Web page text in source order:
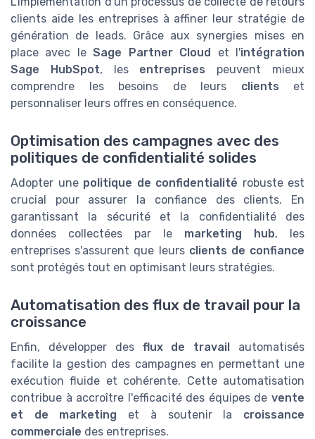
clients aide les entreprises à affiner leur stratégie de
génération de leads. Grâce aux synergies mises en
place avec leSage Partner Cloud et l'intégration
Sage HubSpot, les entreprises peuvent mieux
comprendre les besoins de leurs clients et
personnaliser leurs offres en conséquence.
Optimisation des campagnes avec des
politiques de confidentialité solides
Adopter une politique de confidentialité robuste est
crucial pour assurer la confiance des clients. En
garantissant la sécurité et la confidentialité des
données collectées par le marketing hub, les
entreprises s'assurent que leurs clients de confiance
sont protégés tout en optimisant leurs stratégies.
Automatisation des flux de travail pour la
croissance
Enfin, développer des flux de travail automatisés
facilite la gestion des campagnes en permettant une
exécution fluide et cohérente. Cette automatisation
contribue à accroître l'efficacité des équipes de vente
et de marketing et à soutenir la croissance
commerciale des entreprises.